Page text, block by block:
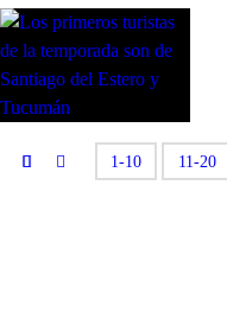
1-10 11-20